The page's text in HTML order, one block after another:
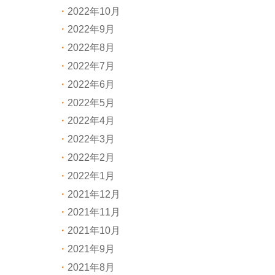
2022年10月
2022年9月
2022年8月
2022年7月
2022年6月
2022年5月
2022年4月
2022年3月
2022年2月
2022年1月
2021年12月
2021年11月
2021年10月
2021年9月
2021年8月